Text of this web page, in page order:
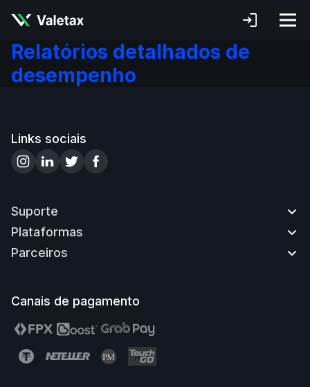
Relatórios detalhados de
desempenho
Links sociais
Suporte
Fale conosco
Como depositar
Como verificar a conta
Plataformas
MetaTrader4
Parceiros
Vantagens
Canais de pagamento